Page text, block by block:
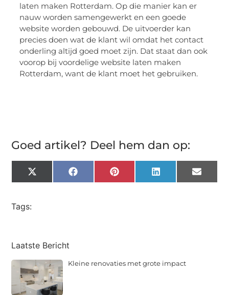
laten maken Rotterdam. Op die manier kan er
nauw worden samengewerkt en een goede
website worden gebouwd. De uitvoerder kan
precies doen wat de klant wil omdat het contact
onderling altijd goed moet zijn. Dat staat dan ook
voorop bij voordelige website laten maken
Rotterdam, want de klant moet het gebruiken.
Goed artikel? Deel hem dan op:
X
(Twitter)
FacebookPinterestLinkedInEmail
Tags:
Laatste Bericht
Kleine renovaties met grote impact